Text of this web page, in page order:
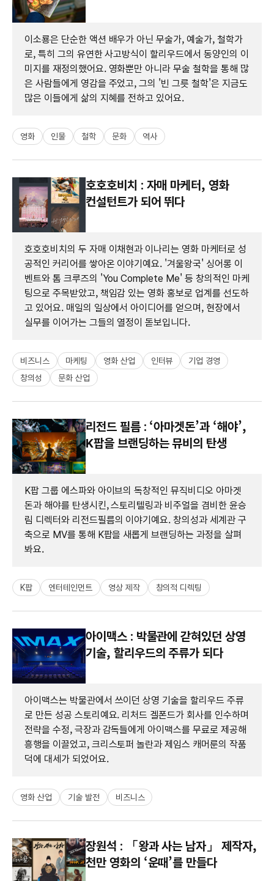
이소룡은 단순한 액션 배우가 아닌 무술가, 예술가, 철학가
로, 특히 그의 유연한 사고방식이 할리우드에서 동양인의 이
미지를 재정의했어요. 영화뿐만 아니라 무술 철학을 통해 많
은 사람들에게 영감을 주었고, 그의 '빈 그릇 철학'은 지금도
많은 이들에게 삶의 지혜를 전하고 있어요.
영화 인물 철학 문화 역사
호호호비치 : 자매 마케터, 영화
컨설턴트가 되어 뛰다
호호호비치의 두 자매 이채현과 이나리는 영화 마케터로 성
공적인 커리어를 쌓아온 이야기예요. '겨울왕국' 싱어롱 이
벤트와 톰 크루즈의 'You Complete Me' 등 창의적인 마케
팅으로 주목받았고, 책임감 있는 영화 홍보로 업계를 선도하
고 있어요. 매일의 일상에서 아이디어를 얻으며, 현장에서
실무를 이어가는 그들의 열정이 돋보입니다.
비즈니스 마케팅 영화 산업 인터뷰
기업 경영
창의성
문화 산업
리전드 필름 : ‘아마겟돈’과 ‘해야’,
K팝을 브랜딩하는 뮤비의 탄생
K팝 그룹 에스파와 아이브의 독창적인 뮤직비디오 아마겟
돈과 해야를 탄생시킨, 스토리텔링과 비주얼을 겸비한 윤승
림 디렉터와 리전드필름의 이야기예요. 창의성과 세계관 구
축으로 MV를 통해 K팝을 새롭게 브랜딩하는 과정을 살펴
봐요.
K팝 엔터테인먼트 영상 제작 창의적 디렉팅
아이맥스 : 박물관에 갇혀있던 상영
기술, 할리우드의 주류가 되다
아이맥스는 박물관에서 쓰이던 상영 기술을 할리우드 주류
로 만든 성공 스토리예요. 리처드 겔폰드가 회사를 인수하며
전략을 수정, 극장과 감독들에게 아이맥스를 무료로 제공해
흥행을 이끌었고, 크리스토퍼 놀란과 제임스 캐머룬의 작품
덕에 대세가 되었어요.
영화 산업 기술 발전 비즈니스
장원석 : 「왕과 사는 남자」 제작자,
천만 영화의 ‘운때’를 만들다